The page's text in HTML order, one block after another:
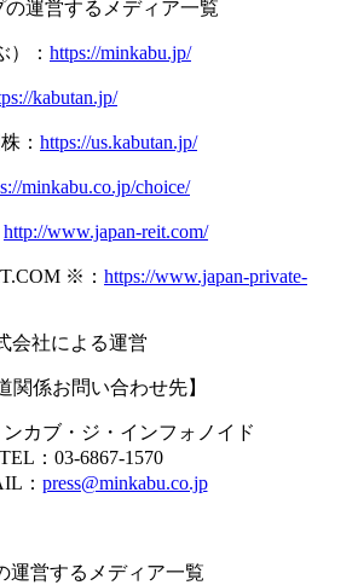
運営するメディア一覧
： https://minkabu.jp/
kabutan.jp/
： https://us.kabutan.jp/
minkabu.co.jp/choice/
http://www.japan-reit.com/
※： https://www.japan-private-
会社による運営
関係お問い合わせ先】
カブ・ジ・インフォノイド
TEL：03-6867-1570
： press@minkabu.co.jp
運営するメディア一覧